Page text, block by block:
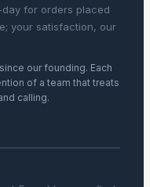
for orders placed
your satisfaction, our
our founding. Each
of a team that treats
calling.